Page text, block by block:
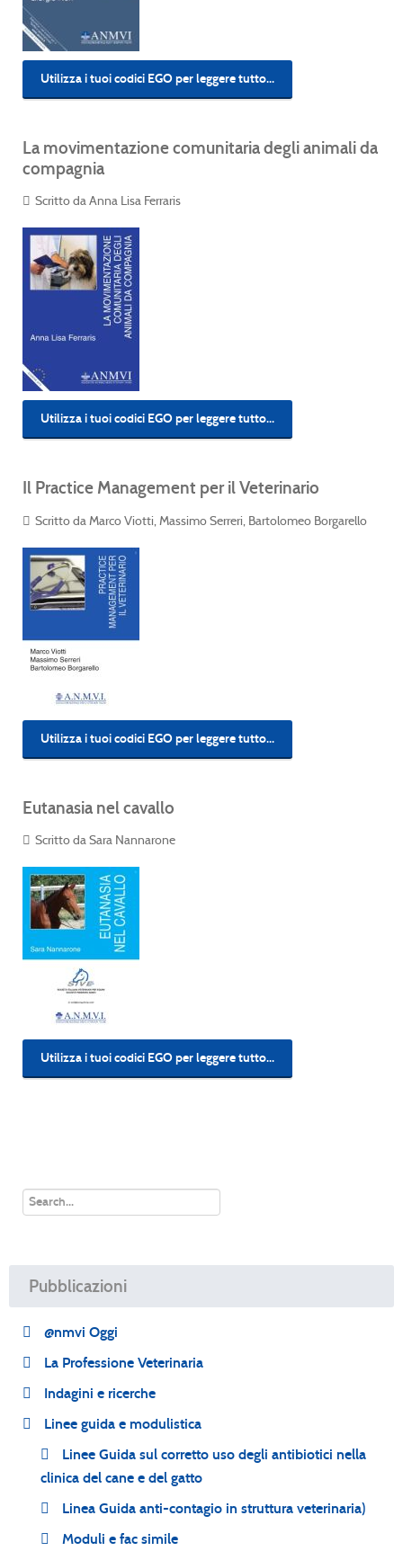
Utilizza i tuoi codici EGO per leggere tutto...
La movimentazione comunitaria degli animali da
compagnia
Scritto da Anna Lisa Ferraris
Utilizza i tuoi codici EGO per leggere tutto...
Il Practice Management per il Veterinario
Scritto da Marco Viotti, Massimo Serreri, Bartolomeo Borgarello
Utilizza i tuoi codici EGO per leggere tutto...
Eutanasia nel cavallo
Scritto da Sara Nannarone
Utilizza i tuoi codici EGO per leggere tutto...
Pubblicazioni
@nmvi Oggi
La Professione Veterinaria
Indagini e ricerche
Linee guida e modulistica
Linee Guida sul corretto uso degli antibiotici nella
clinica del cane e del gatto
Linea Guida anti-contagio in struttura veterinaria)
Moduli e fac simile